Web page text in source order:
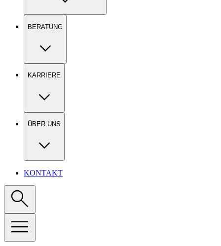
BERATUNG
KARRIERE
ÜBER UNS
KONTAKT